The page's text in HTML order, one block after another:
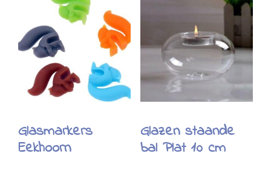
Glasmarkers
Eekhoorn
Glazen staande
bal Plat 10 cm